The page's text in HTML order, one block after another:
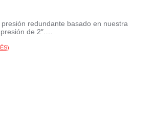
redundante basado en nuestra
de 2″.…